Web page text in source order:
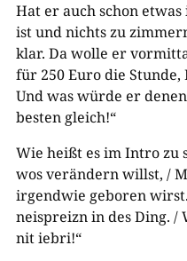
Hat er auch schon
ist und nichts zu
klar. Da wolle er
für 250 Euro die
Und was würde er
besten gleich!“
Wie heißt es im Intro zu
wos verändern willst, /
irgendwie geboren
neispreizn in des Ding. /
nit iebri!“